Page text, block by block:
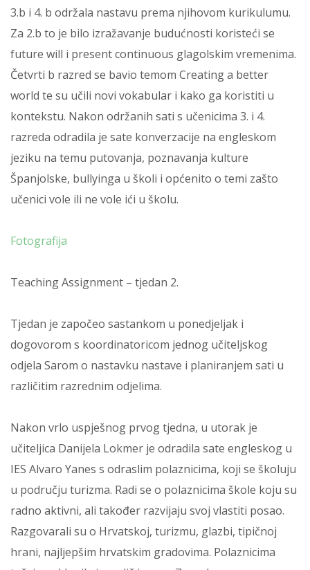
3.b i 4. b održala nastavu prema njihovom kurikulumu.
Za 2.b to je bilo izražavanje budućnosti koristeći se
future will i present continuous glagolskim vremenima.
Četvrti b razred se bavio temom Creating a better
world te su učili novi vokabular i kako ga koristiti u
kontekstu. Nakon održanih sati s učenicima 3. i 4.
razreda odradila je sate konverzacije na engleskom
jeziku na temu putovanja, poznavanja kulture
Španjolske, bullyinga u školi i općenito o temi zašto
učenici vole ili ne vole ići u školu.
Fotografija
Teaching Assignment – tjedan 2.
Tjedan je započeo sastankom u ponedjeljak i
dogovorom s koordinatoricom jednog učiteljskog
odjela Sarom o nastavku nastave i planiranjem sati u
različitim razrednim odjelima.
Nakon vrlo uspješnog prvog tjedna, u utorak je
učiteljica Danijela Lokmer je odradila sate engleskog u
IES Alvaro Yanes s odraslim polaznicima, koji se školuju
u području turizma. Radi se o polaznicima škole koju su
radno aktivni, ali također razvijaju svoj vlastiti posao.
Razgovarali su o Hrvatskoj, turizmu, glazbi, tipičnoj
hrani, najljepšim hrvatskim gradovima. Polaznicima